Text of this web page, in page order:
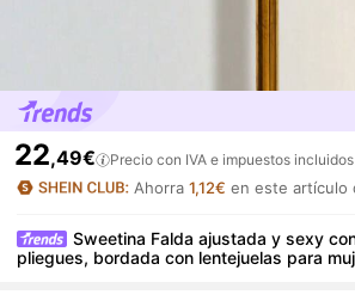
22,49€ Precio con IVA e impuestos incluidos
Ahorra1,12€ en este artículo
Sweetina Falda ajustada y sexy
pliegues, bordada con lentejuelas para